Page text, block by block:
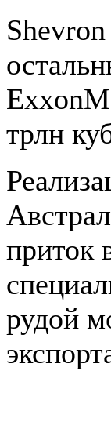
трлн
приток
рудой